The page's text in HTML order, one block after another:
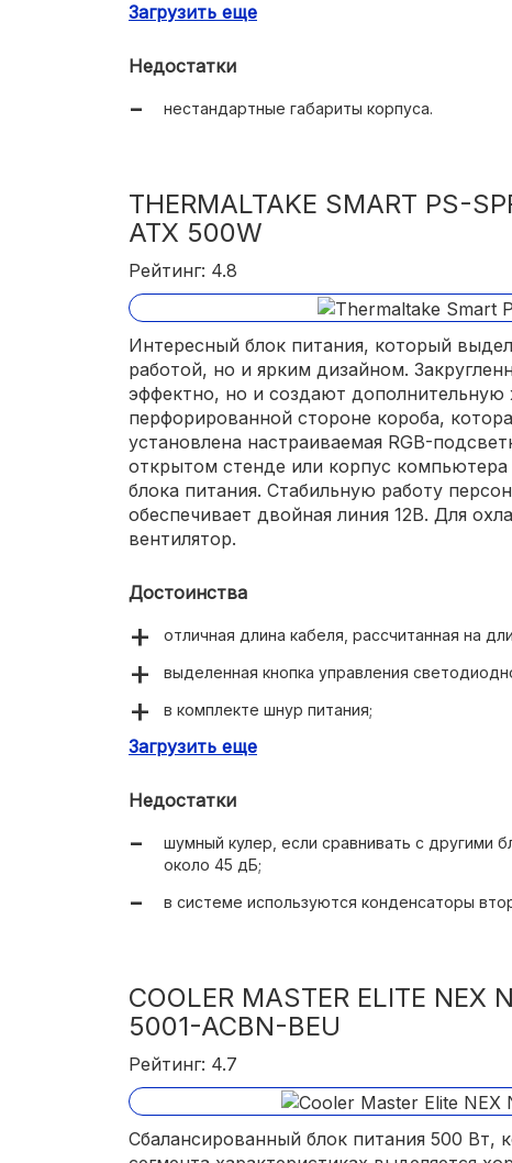
съемные кабели, что упрощает их
фирменные технологии Active Clamp и
стабильность напряжения (просадка
Загрузить еще
Недостатки
нестандартные габариты корпуса.
THERMALTAKE SMART PS-
ATX 500W
Рейтинг: 4.8
Интересный блок питания, который
работой, но и ярким дизайном.
эффектно, но и создают дополнительную
перфорированной стороне короба,
установлена настраиваемая RGB-
открытом стенде или корпус
блока питания. Стабильную работу
обеспечивает двойная линия 12В. Для
вентилятор.
Достоинства
отличная длина кабеля, рассчитанная на
выделенная кнопка управления
в комплекте шнур питания;
расширенный выбор разъемов,
встроенная RGB-подсветка с 15 режимами
производитель дает на блок питания 5 лет
Загрузить еще
Недостатки
шумный кулер, если сравнивать с другими
около 45 дБ;
в системе используются конденсаторы
COOLER MASTER ELITE
5001-ACBN-BEU
Рейтинг: 4.7
Сбалансированный блок питания 500 Вт,